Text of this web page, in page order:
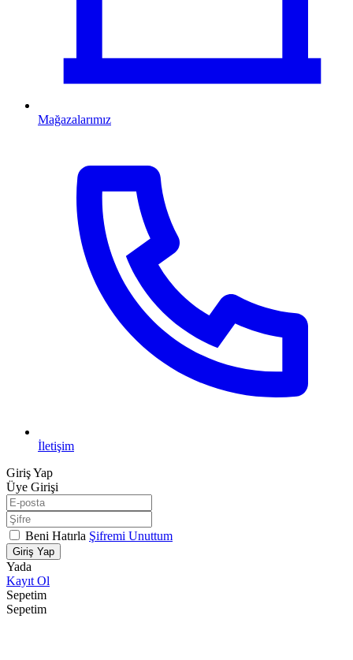
Mağazalarımız
İletişim
Giriş Yap
Üye Girişi
Beni Hatırla Şifremi Unuttum
Giriş Yap
Yada
Kayıt Ol
Sepetim
Sepetim